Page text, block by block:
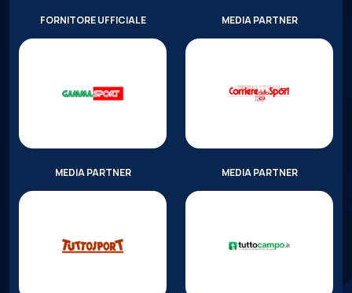
FORNITORE UFFICIALE MEDIA PARTNER
MEDIA PARTNER MEDIA PARTNER